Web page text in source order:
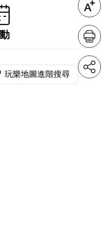
玩樂地圖進階搜尋